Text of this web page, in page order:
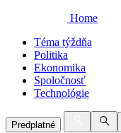
Home
Téma týždňa
Politika
Ekonomika
Spoločnosť
Technológie
Predplatné